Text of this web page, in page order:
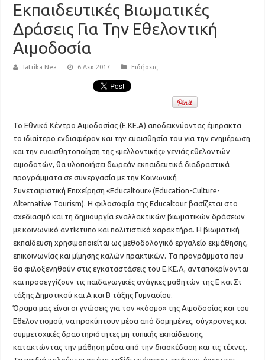
Εκπαιδευτικές Βιωματικές
Δράσεις Για Την Εθελοντική
Αιμοδοσία
Iatrika Nea 6 Δεκ 2017 Ειδήσεις
Το Εθνικό Κέντρο Αιμοδοσίας (Ε.ΚΕ.Α) αποδεικνύοντας έμπρακτα
το ιδιαίτερο ενδιαφέρον και την ευαισθησία του για την ενημέρωση
και την ευαισθητοποίηση της «μελλοντικής» γενιάς εθελοντών
αιμοδοτών, θα υλοποιήσει δωρεάν εκπαιδευτικά διαδραστικά
προγράμματα σε συνεργασία με την Κοινωνική
Συνεταιριστική Επιχείρηση «Educaltour» (Education-Culture-
Alternative Tourism). Η φιλοσοφία της Educaltour βασίζεται στο
σχεδιασμό και τη δημιουργία εναλλακτικών βιωματικών δράσεων
με κοινωνικό αντίκτυπο και πολιτιστικό χαρακτήρα. Η βιωματική
εκπαίδευση χρησιμοποιείται ως μεθοδολογικό εργαλείο εκμάθησης,
επικοινωνίας και μίμησης καλών πρακτικών. Τα προγράμματα που
θα φιλοξενηθούν στις εγκαταστάσεις του Ε.ΚΕ.Α, ανταποκρίνονται
και προσεγγίζουν τις παιδαγωγικές ανάγκες μαθητών της Ε και Στ
τάξης Δημοτικού και Α και Β τάξης Γυμνασίου.
Όραμα μας είναι οι γνώσεις για τον «κόσμο» της Αιμοδοσίας και του
Εθελοντισμού, να προκύπτουν μέσα από δομημένες, σύγχρονες και
συμμετοχικές δραστηριότητες μη τυπικής εκπαίδευσης,
κατακτώντας την μάθηση μέσα από την διασκέδαση και τις τέχνες.